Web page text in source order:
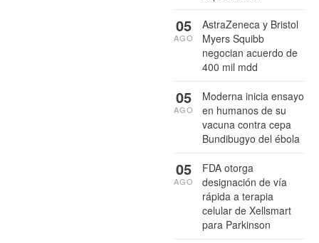
AstraZeneca y Bristol
Myers Squibb
negocian acuerdo de
400 mil mdd
05
AGO
Moderna inicia ensayo
en humanos de su
vacuna contra cepa
Bundibugyo del ébola
05
AGO
FDA otorga
designación de vía
rápida a terapia
celular de Xellsmart
para Parkinson
05
AGO